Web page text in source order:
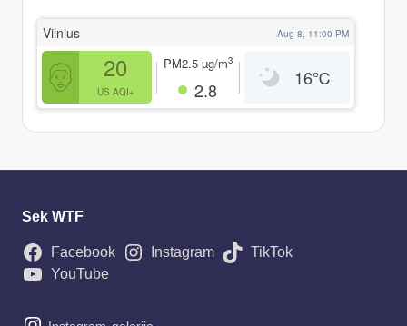
Vilnius Aug 8, 11:00 PM
20
US AQI+
PM2.5 µg/m3
2.8
16℃
Sek WTF
Facebook Instagram
TikTok
YouTube